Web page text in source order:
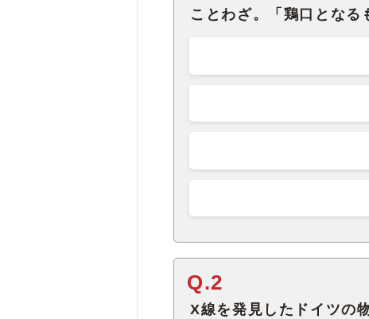
ことわざ。「鶏口となる
Q.2
X線を発見したドイツの